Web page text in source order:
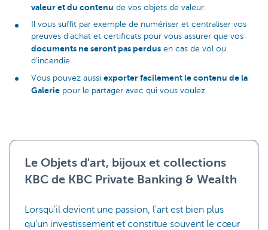
valeur et du contenu de vos objets de valeur.
Il vous suffit par exemple de numériser et centraliser vos
preuves d'achat et certificats pour vous assurer que vos
documents ne seront pas perdus en cas de vol ou
d'incendie.
Vous pouvez aussi exporter facilement le contenu de la
Galerie pour le partager avec qui vous voulez.
Le Objets d'art, bijoux et collections
KBC de KBC Private Banking & Wealth
Lorsqu'il devient une passion, l'art est bien plus
qu'un investissement et constitue souvent le cœur